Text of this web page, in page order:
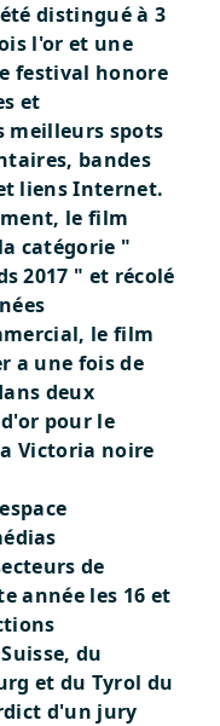
distingué à 3
l'or et une
festival honore
et
meilleurs spots
bandes
liens Internet.
le film
catégorie "
2017 " et récolé
, le film
a une fois de
deux
pour le
Victoria noire
de
année les 16 et
du
et du Tyrol du
d'un jury